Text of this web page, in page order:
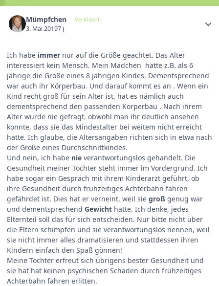
Mümpfchen Verifiziert
3. Mai 20197 j
Ich habe immer nur auf die Größe geachtet. Das Alter
interessiert kein Mensch. Mein Mädchen hatte z.B. als 6
jährige die Größe eines 8 jährigen Kindes. Dementsprechend
war auch ihr Körperbau. Und darauf kommt es an . Wenn ein
Kind recht groß für sein Alter ist, hat es nämlich auch
dementsprechend den passenden Körperbau . Nach ihrem
Alter wurde nie gefragt, obwohl man ihr deutlich ansehen
konnte, dass sie das Mindestalter bei weitem nicht erreicht
hatte. Ich glaube, die Altersangaben richten sich in etwa nach
der Größe eines Durchschnittkindes.
Und nein, ich habe nie verantwortungslos gehandelt. Die
Gesundheit meiner Tochter steht immer im Vordergrund. Ich
habe sogar ein Gespräch mit ihrem Kinderarzt geführt, ob
ihre Gesundheit durch frühzeitiges Achterbahn fahren
gefährdet ist. Dies hat er verneint, weil sie groß genug war
und dementsprechend Gewicht hatte. Ich denke, jedes
Elternteil soll das für sich entscheiden. Nur bitte nicht über
die Eltern schimpfen und sie verantwortungslos nennen, weil
sie nicht immer alles dramatisieren und stattdessen ihren
Kindern einfach den Spaß gönnen!
Meine Tochter erfreut sich übrigens bester Gesundheit und
sie hat hat keinen psychischen Schaden durch frühzeitiges
Achterbahn fahren erlitten.